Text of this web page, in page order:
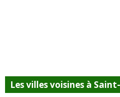
Les villes voisines à